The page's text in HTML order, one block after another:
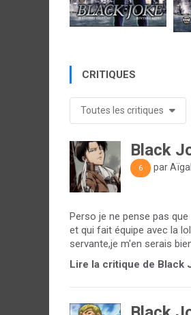
CRITIQUES
Toutes les critiques
Black
6 par
Perso je ne pense pas
et qui fait équipe avec la
servante,je m'en serais
Lire la critique de Black